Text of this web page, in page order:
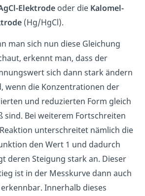
Elektrodeoder die Kalomel-
(Hg/HgCl).
man sich nun diese Gleichung
erkennt man, dass der
sich dann stark ändern
wenn die Konzentrationen der
und reduzierten Form gleich
sind. Bei weiterem Fortschreiten
unterschreitet nämlich die
den Wert 1 und dadurch
deren Steigung stark an. Dieser
ist in der Messkurve dann auch
Innerhalb dieses